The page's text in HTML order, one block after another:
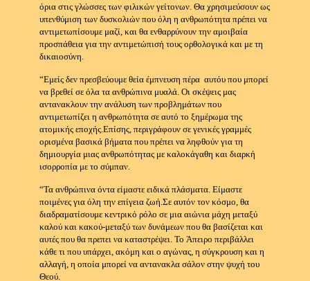
όρια στις γλώσσες των φιλικών γείτονων. Θα χρησιμεύσουν ως
υπενθύμιση των δυσκολιών που όλη η ανθρωπότητα πρέπει να
αντιμετωπίσουμε μαζί, και θα ενθαρρύνουν την αμοιβαία
προσπάθεια για την αντιμετώπισή τους ορθολογικά και με τη
δικαιοσύνη.
“Εμείς δεν πρεσβεύουμε θεία έμπνευση πέρα αυτόυ που μπορεί
να βρεθεί σε όλα τα ανθρώπινα μυαλά. Οι σκέψεις μας
αντανακλουν την ανάλυση των προβλημάτων που
αντιμετωπίζει η ανθρωπότητα σε αυτό το ξημέρωμα της
ατομικής εποχής.Επίσης, περιγράφουν σε γενικές γραμμές
ορισμένα βασικά βήματα που πρέπει να ληφθούν για τη
δημιουργία μιας ανθρωπότητας με καλοκάγαθη και διαρκή
ισορροπία με το σύμπαν.
“Τα ανθρώπινα όντα είμαστε ειδικά πλάσματα. Είμαστε
ποιμένες για όλη την επίγεια ζωή.Σε αυτόν τον κόσμο, θα
διαδραματίσουμε κεντρικό ρόλο σε μια αιώνια μάχη μεταξύ
καλού και κακού-μεταξύ των δυνάμεων που θα βασίζεται και
αυτές που θα πρεπει να καταστρέψει. Το Άπειρο περιβάλλει
κάθε τι που υπάρχει, ακόμη και ο αγώνας, η σύγκρουση και η
αλλαγή, η οποία μπορεί να αντανακλα σάλον στην ψυχή του
Θεού.